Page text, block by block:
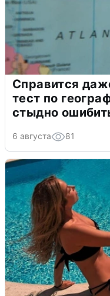
Справится
тест по
стыдно
6 августа 81